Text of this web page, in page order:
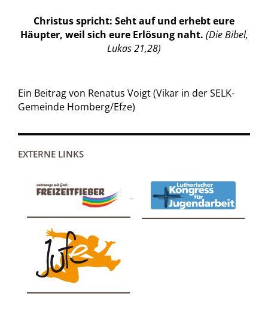
Christus spricht: Seht auf und erhebt eure
Häupter, weil sich eure Erlösung naht. (Die Bibel,
Lukas 21,28)
Ein Beitrag von Renatus Voigt (Vikar in der SELK-
Gemeinde Homberg/Efze)
EXTERNE LINKS